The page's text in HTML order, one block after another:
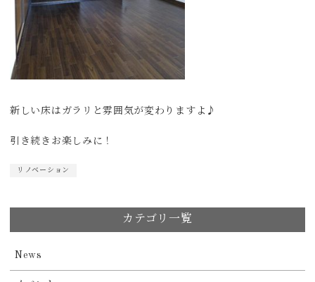
新しい床はガラリと雰囲気が変わりますよ♪
引き続きお楽しみに！
リノベーション
カテゴリ一覧
News